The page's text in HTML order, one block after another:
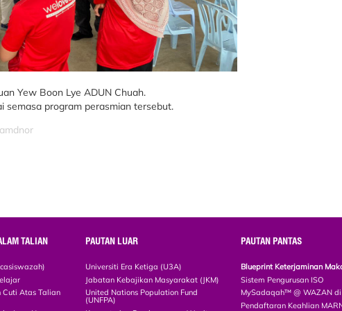
Yew Boon Lye ADUN Chuah.
semasa program perasmian tersebut.
TALIAN
Cuti Atas Talian
PAUTAN LUAR
Universiti Era Ketiga (U3A)
Jabatan Kebajikan Masyarakat (JKM)
United Nations Population Fund
(UNFPA)
PAUTAN PANTAS
Blueprint Keterjaminan
Sistem Pengurusan ISO
MySadaqah™ @ WAZAN
Pendaftaran Keahlian